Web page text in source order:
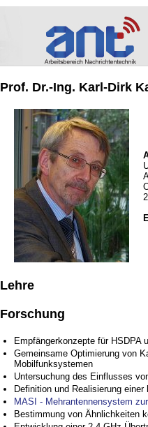
Prof. Dr.-Ing. Karl-Dirk
Lehre
Forschung
Empfängerkonzepte für HSDPA
Gemeinsame Optimierung von
Mobilfunksystemen
Untersuchung des Einflusses
Definition und Realisierung
MASI - Mehrantennensystem
Bestimmung von Ähnlichkeiten